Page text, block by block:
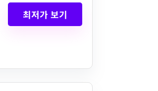
최저가 보기